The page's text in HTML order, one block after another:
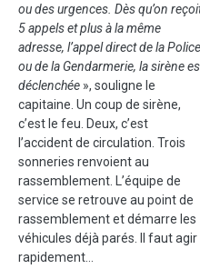
ou des urgences. Dès qu’on
5 appels et plus à la même
adresse, l’appel direct de la Police
ou de la Gendarmerie, la sirène
déclenchée », souligne le
capitaine. Un coup de sirène,
c’est le feu. Deux, c’est
l’accident de circulation. Trois
sonneries renvoient au
rassemblement. L’équipe de
service se retrouve au point de
rassemblement et démarre les
véhicules déjà parés. Il faut agir
rapidement…